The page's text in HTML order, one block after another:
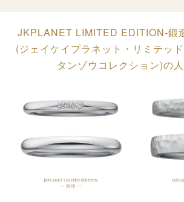
JKPLANET LIMITED EDITION-鍛
(ジェイケイプラネット・リミテッ
タンゾウコレクション)の